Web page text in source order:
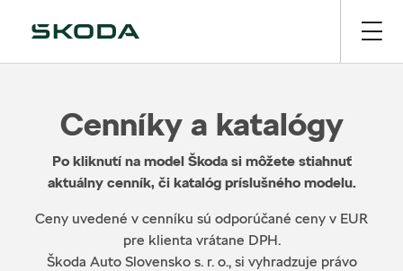
Cenníky a katalógy
Po kliknutí na model Škoda si môžete stiahnuť
aktuálny cenník, či katalóg príslušného modelu.
Ceny uvedené v cenníku sú odporúčané ceny v EUR
pre klienta vrátane DPH.
Škoda Auto Slovensko s. r. o., si vyhradzuje právo